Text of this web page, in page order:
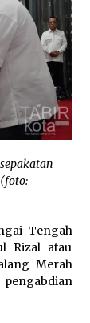
Tengah
Rizal atau
Merah